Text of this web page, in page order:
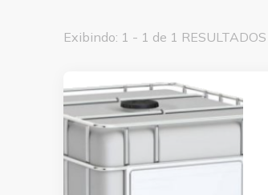
Exibindo: 1 - 1 de 1 RESULTADOS